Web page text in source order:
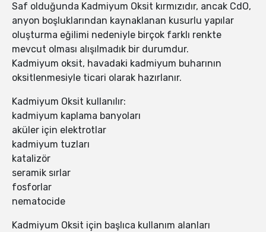
Saf olduğunda Kadmiyum Oksit kırmızıdır, ancak CdO,
anyon boşluklarından kaynaklanan kusurlu yapılar
oluşturma eğilimi nedeniyle birçok farklı renkte
mevcut olması alışılmadık bir durumdur.
Kadmiyum oksit, havadaki kadmiyum buharının
oksitlenmesiyle ticari olarak hazırlanır.
Kadmiyum Oksit kullanılır:
kadmiyum kaplama banyoları
aküler için elektrotlar
kadmiyum tuzları
katalizör
seramik sırlar
fosforlar
nematocide
Kadmiyum Oksit için başlıca kullanım alanları